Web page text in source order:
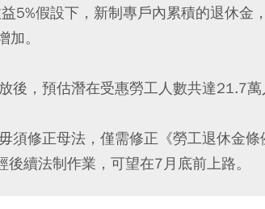
5%假設下，新制專戶內累積的退休金
。
後，預估潛在受惠勞工人數共達21.7萬
須修正母法，僅需修正《勞工退休金
續法制作業，可望在7月底前上路。